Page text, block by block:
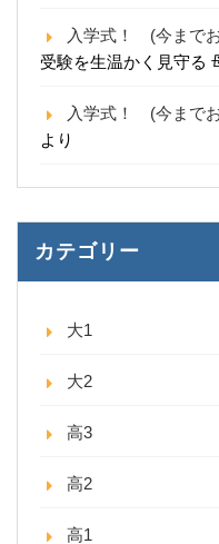
入学式！ (今まで
受験を生温かく見守る
入学式！ (今まで
より
カテゴリー
大1
大2
高3
高2
高1